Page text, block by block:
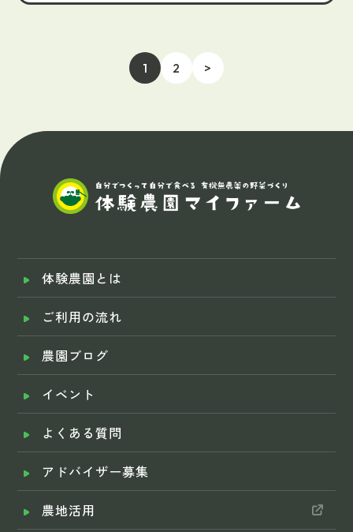
1 2 >
体験農園とは
ご利用の流れ
農園ブログ
イベント
よくある質問
アドバイザー募集
農地活用